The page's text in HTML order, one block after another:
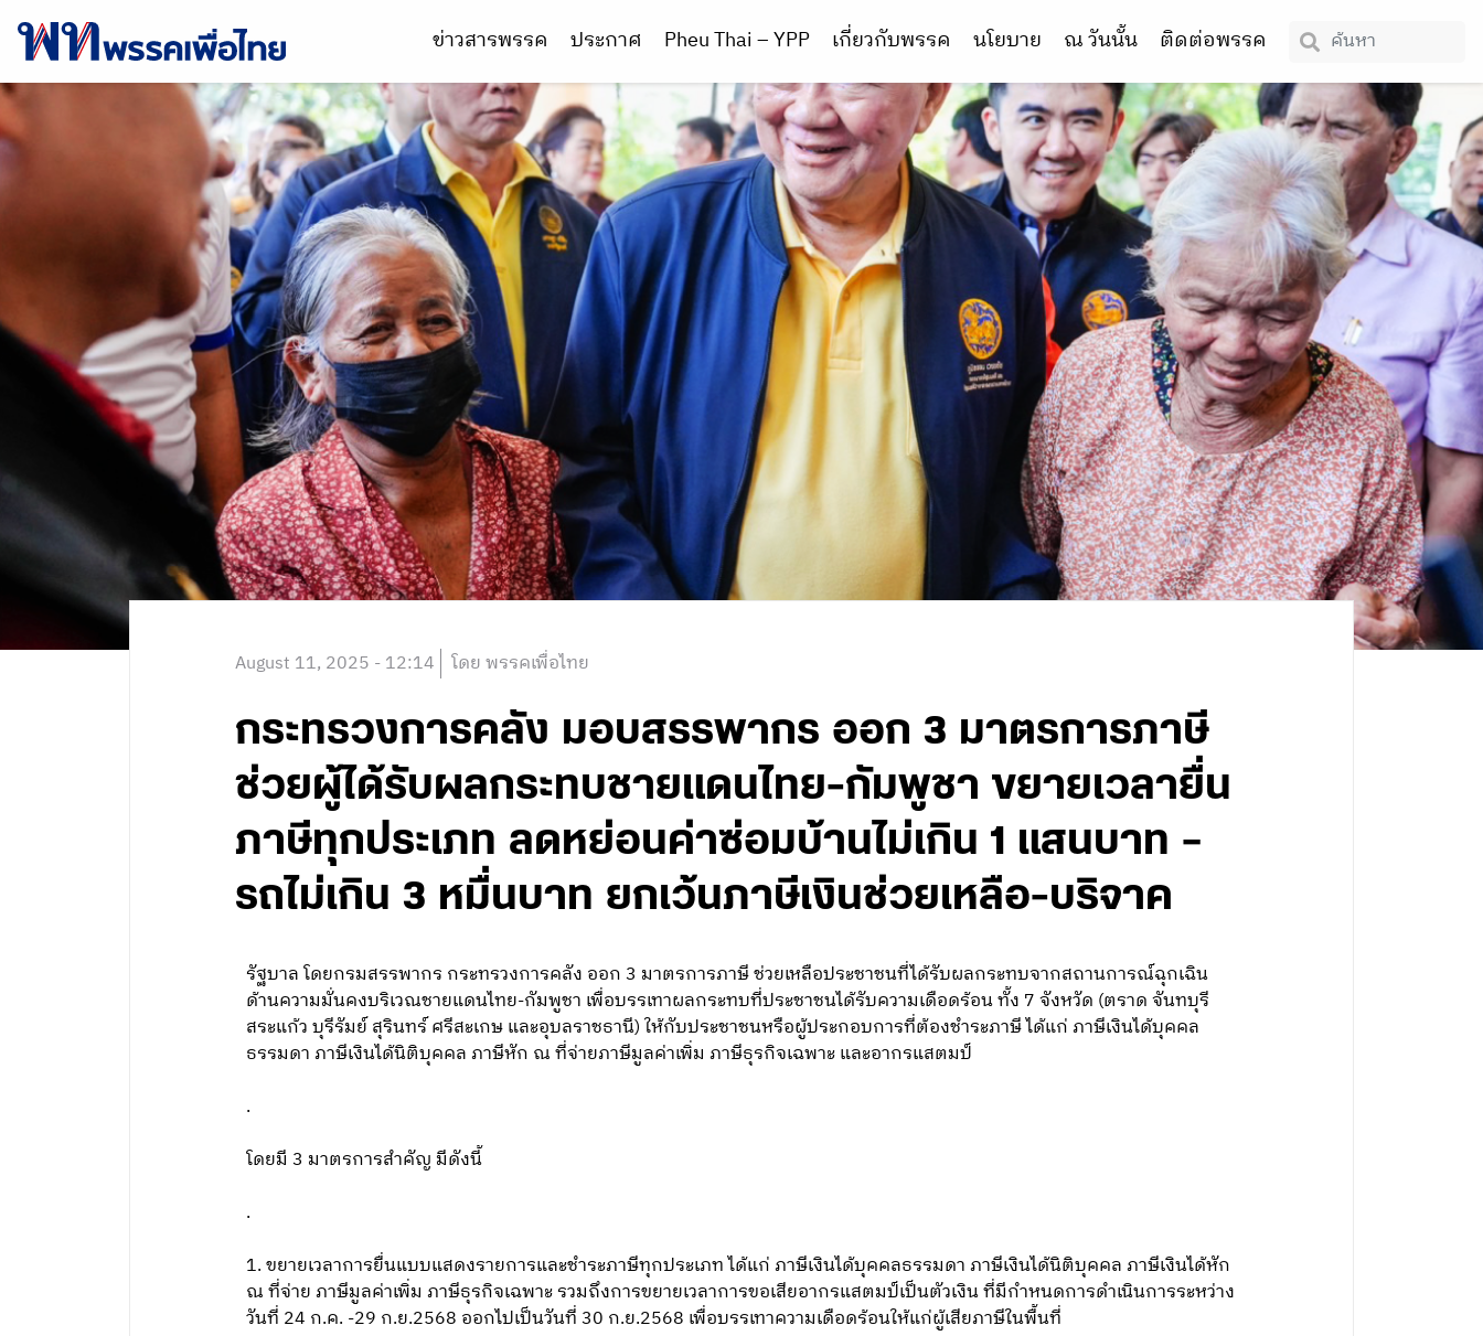
ข่าวสารพรรค ประกาศ Pheu Thai – YPP เกี่ยวกับพรรค นโยบาย ณ วันนั้น ติดต่อพรรค
August 11, 2025 - 12:14 โดย พรรคเพื่อไทย
กระทรวงการคลัง มอบสรรพากร ออก 3 มาตรการภาษี
ช่วยผู้ได้รับผลกระทบชายแดนไทย-กัมพูชา ขยายเวลายื่น
ภาษีทุกประเภท ลดหย่อนค่าซ่อมบ้านไม่เกิน 1 แสนบาท –
รถไม่เกิน 3 หมื่นบาท ยกเว้นภาษีเงินช่วยเหลือ-บริจาค
รัฐบาล โดยกรมสรรพากร กระทรวงการคลัง ออก 3 มาตรการภาษี ช่วยเหลือประชาชนที่ได้รับผลกระทบจากสถานการณ์ฉุกเฉิน
ด้านความมั่นคงบริเวณชายแดนไทย-กัมพูชา เพื่อบรรเทาผลกระทบที่ประชาชนได้รับความเดือดร้อน ทั้ง 7 จังหวัด (ตราด จันทบุรี
สระแก้ว บุรีรัมย์ สุรินทร์ ศรีสะเกษ และอุบลราชธานี) ให้กับประชาชนหรือผู้ประกอบการที่ต้องชำระภาษี ได้แก่ ภาษีเงินได้บุคคล
ธรรมดา ภาษีเงินได้นิติบุคคล ภาษีหัก ณ ที่จ่ายภาษีมูลค่าเพิ่ม ภาษีธุรกิจเฉพาะ และอากรแสตมป์
.
โดยมี 3 มาตรการสำคัญ มีดังนี้
.
1. ขยายเวลาการยื่นแบบแสดงรายการและชำระภาษีทุกประเภท ได้แก่ ภาษีเงินได้บุคคลธรรมดา ภาษีเงินได้นิติบุคคล ภาษีเงินได้หัก
ณ ที่จ่าย ภาษีมูลค่าเพิ่ม ภาษีธุรกิจเฉพาะ รวมถึงการขยายเวลาการขอเสียอากรแสตมป์เป็นตัวเงิน ที่มีกำหนดการดำเนินการระหว่าง
วันที่ 24 ก.ค. -29 ก.ย.2568 ออกไปเป็นวันที่ 30 ก.ย.2568 เพื่อบรรเทาความเดือดร้อนให้แก่ผู้เสียภาษีในพื้นที่